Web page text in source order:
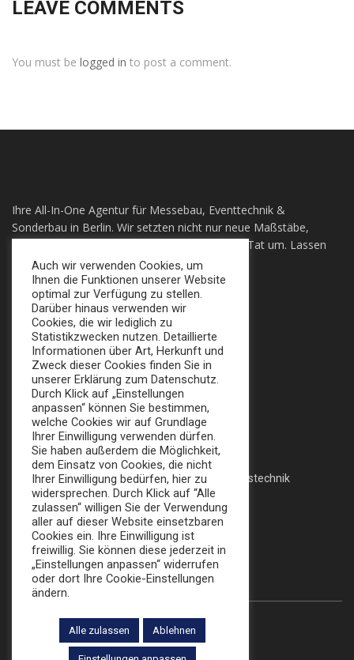
LEAVE COMMENTS
You must be logged in to post a comment.
Ihre All-In-One Agentur für Messebau, Eventtechnik &
Sonderbau in Berlin. Wir setzten nicht nur neue Maßstäbe,
sondern auch ihre individuellen Visionen in die Tat um. Lassen
sie sich Überzeugen!
+49 (0) 30 924 0 95 97
Apollofalterallee 98, 12683 Berlin
info@broker-gmbh.de
INFORMATIONEN
Impressum
Datenschutz
AGB
MENÜ
Home
Messe
Veranstaltungstechnik
Katalog
FOLLOW US:
© 2022 Die Broker Werbe GmbH
Auch wir verwenden Cookies, um
Ihnen die Funktionen unserer Website
optimal zur Verfügung zu stellen.
Darüber hinaus verwenden wir
Cookies, die wir lediglich zu
Statistikzwecken nutzen. Detaillierte
Informationen über Art, Herkunft und
Zweck dieser Cookies finden Sie in
unserer Erklärung zum Datenschutz.
Durch Klick auf „Einstellungen
anpassen“ können Sie bestimmen,
welche Cookies wir auf Grundlage
Ihrer Einwilligung verwenden dürfen.
Sie haben außerdem die Möglichkeit,
dem Einsatz von Cookies, die nicht
Ihrer Einwilligung bedürfen, hier zu
widersprechen. Durch Klick auf “Alle
zulassen“ willigen Sie der Verwendung
aller auf dieser Website einsetzbaren
Cookies ein. Ihre Einwilligung ist
freiwillig. Sie können diese jederzeit in
„Einstellungen anpassen“ widerrufen
oder dort Ihre Cookie-Einstellungen
ändern.
Alle zulassen Ablehnen